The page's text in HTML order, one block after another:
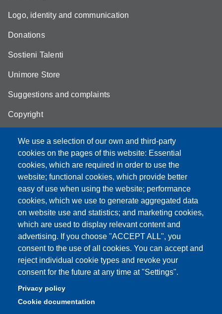
We use a selection of our own and third-party
cookies on the pages of this website: Essential
cookies, which are required in order to use the
website; functional cookies, which provide better
easy of use when using the website; performance
cookies, which we use to generate aggregated data
on website use and statistics; and marketing cookies,
which are used to display relevant content and
advertising. If you choose "ACCEPT ALL", you
consent to the use of all cookies. You can accept and
reject individual cookie types and revoke your
consent for the future at any time at "Settings".
Privacy policy
Cookie documentation
Logo, identity and communication
Donations
Sostieni Talenti
Unimore Store
Suggestions and complaints
Copyright
Partita IVA: 00427620364
e-mail: urp@unimore.it
PEC: primo contatto: urp@pec.unimore.it
Indirizzo ReGIndE per notifica Atti Processuali:
direzionelegale@pec.unimore.it
Sede di Modena: Via Università 4, 41121 Modena, Tel. 059
2056511 - Fax 059 245156
Sede di Reggio Emilia: Viale A. Allegri 9, 42121 Reggio
Emilia, Tel. 0522 523041 - Fax 0522 523045